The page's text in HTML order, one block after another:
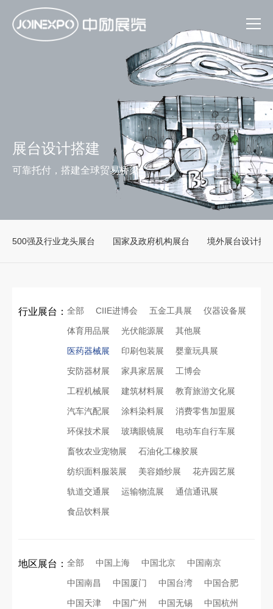
展台设计搭建
可靠托付，搭建全球贸易桥梁
500强及行业龙头展台 国家及政府机构展台 境外展台设计搭
行业展台： 全部 CIIE进博会 五金工具展 仪器设备展
体育用品展 光伏能源展 其他展
医药器械展 印刷包装展 婴童玩具展
安防器材展 家具家居展 工博会
工程机械展 建筑材料展 教育旅游文化展
汽车汽配展 涂料染料展 消费零售加盟展
环保技术展 玻璃眼镜展 电动车自行车展
畜牧农业宠物展 石油化工橡胶展
纺织面料服装展 美容婚纱展 花卉园艺展
轨道交通展 运输物流展 通信通讯展
食品饮料展
地区展台： 全部 中国上海 中国北京 中国南京
中国南昌 中国厦门 中国台湾 中国合肥
中国天津 中国广州 中国无锡 中国杭州